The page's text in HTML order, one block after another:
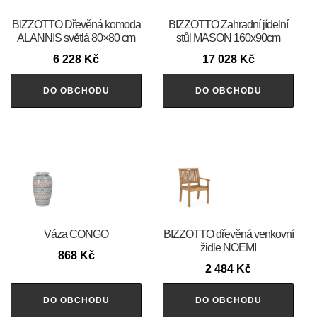
BIZZOTTO Dřevěná komoda
ALANNIS světlá 80×80 cm
6 228 Kč
DO OBCHODU
BIZZOTTO Zahradní jídelní
stůl MASON 160x90cm
17 028 Kč
DO OBCHODU
Váza CONGO
868 Kč
DO OBCHODU
BIZZOTTO dřevěná venkovní
židle NOEMI
2 484 Kč
DO OBCHODU